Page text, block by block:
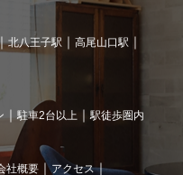
北八王子駅
高尾山口駅
駐車2台以上 駅徒歩圏内
社概要
アクセス